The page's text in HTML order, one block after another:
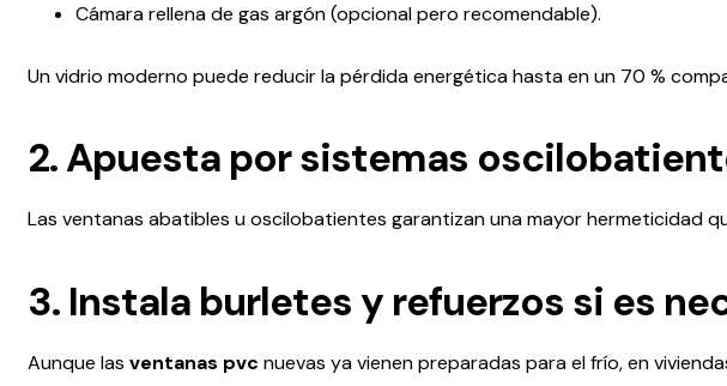
Cámara rellena de gas argón (opcional pero recomendable).
Un vidrio moderno puede reducir la pérdida energética hasta en un 70 %
2. Apuesta por sistemas
Las ventanas abatibles u oscilobatientes garantizan una mayor hermeticidad
3. Instala burletes y refuerzos si es
Aunque las ventanas pvc nuevas ya vienen preparadas para el frío, en